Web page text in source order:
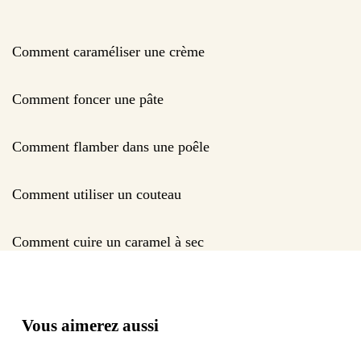
Comment caraméliser une crème
Comment foncer une pâte
Comment flamber dans une poêle
Comment utiliser un couteau
Comment cuire un caramel à sec
Vous aimerez aussi